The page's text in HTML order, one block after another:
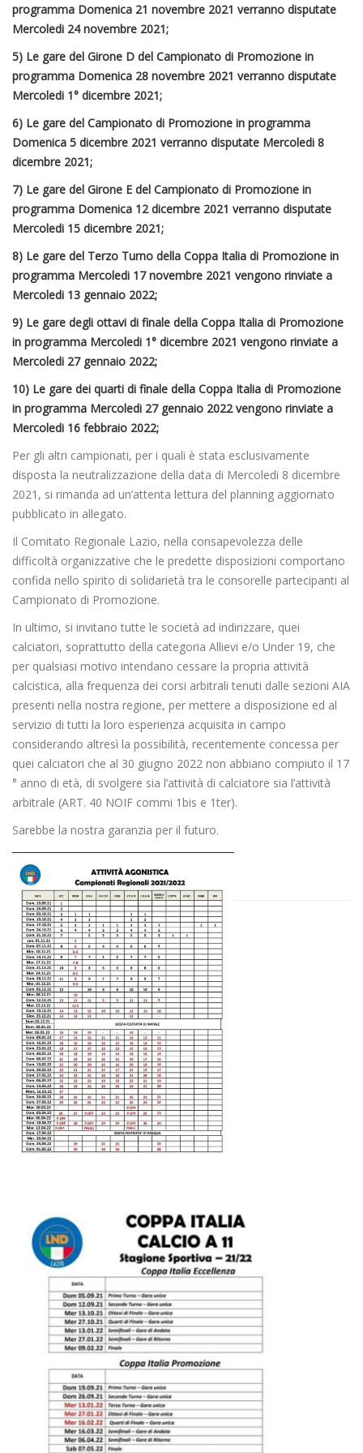
programma Domenica 21 novembre 2021 verranno disputate
Mercoledi 24 novembre 2021;
5) Le gare del Girone D del Campionato di Promozione in
programma Domenica 28 novembre 2021 verranno disputate
Mercoledi 1° dicembre 2021;
6) Le gare del Campionato di Promozione in programma
Domenica 5 dicembre 2021 verranno disputate Mercoledi 8
dicembre 2021;
7) Le gare del Girone E del Campionato di Promozione in
programma Domenica 12 dicembre 2021 verranno disputate
Mercoledi 15 dicembre 2021;
8) Le gare del Terzo Turno della Coppa Italia di Promozione in
programma Mercoledi 17 novembre 2021 vengono rinviate a
Mercoledi 13 gennaio 2022;
9) Le gare degli ottavi di finale della Coppa Italia di Promozione
in programma Mercoledi 1° dicembre 2021 vengono rinviate a
Mercoledi 27 gennaio 2022;
10) Le gare dei quarti di finale della Coppa Italia di Promozione
in programma Mercoledi 27 gennaio 2022 vengono rinviate a
Mercoledi 16 febbraio 2022;
Per gli altri campionati, per i quali è stata esclusivamente
disposta la neutralizzazione della data di Mercoledi 8 dicembre
2021, si rimanda ad un’attenta lettura del planning aggiornato
pubblicato in allegato.
Il Comitato Regionale Lazio, nella consapevolezza delle
difficoltà organizzative che le predette disposizioni comportano
confida nello spirito di solidarietà tra le consorelle partecipanti al
Campionato di Promozione.
In ultimo, si invitano tutte le società ad indirizzare, quei
calciatori, soprattutto della categoria Allievi e/o Under 19, che
per qualsiasi motivo intendano cessare la propria attività
calcistica, alla frequenza dei corsi arbitrali tenuti dalle sezioni AIA
presenti nella nostra regione, per mettere a disposizione ed al
servizio di tutti la loro esperienza acquisita in campo
considerando altresì la possibilità, recentemente concessa per
quei calciatori che al 30 giugno 2022 non abbiano compiuto il 17
° anno di età, di svolgere sia l’attività di calciatore sia l’attività
arbitrale (ART. 40 NOIF commi 1bis e 1ter).
Sarebbe la nostra garanzia per il futuro.